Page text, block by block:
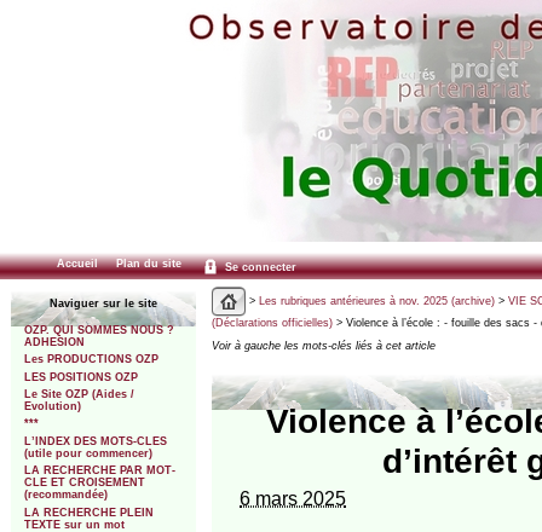
Accueil Plan du site Se connecter
Naviguer sur le site
OZP. QUI SOMMES NOUS ?
ADHESION
Les PRODUCTIONS OZP
LES POSITIONS OZP
Le Site OZP (Aides /
Evolution)
***
L’INDEX DES MOTS-CLES
(utile pour commencer)
LA RECHERCHE PAR MOT-
CLE ET CROISEMENT
(recommandée)
LA RECHERCHE PLEIN
TEXTE sur un mot
> Les rubriques antérieures à nov. 2025 (archive)> VIE
(Déclarations officielles)> Violence à l’école : - fouille des sacs
Voir à gauche les mots-clés liés à cet article
Violence à
d’intérêt
6 mars 2025